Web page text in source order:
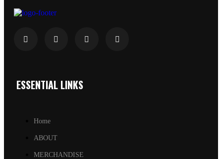
ESSENTIAL LINKS
Home
ABOUT
MERCHANDISE